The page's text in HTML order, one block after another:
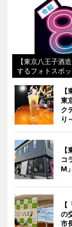
【東京八王子酒
するフォトスポ
東
ク
り
コ
M」
の
市